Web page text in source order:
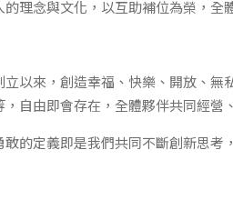
理念與文化，以互助補位為榮，全
立以來，創造幸福、快樂、開放、
自由即會存在，全體夥伴共同經營
敢的定義即是我們共同不斷創新思